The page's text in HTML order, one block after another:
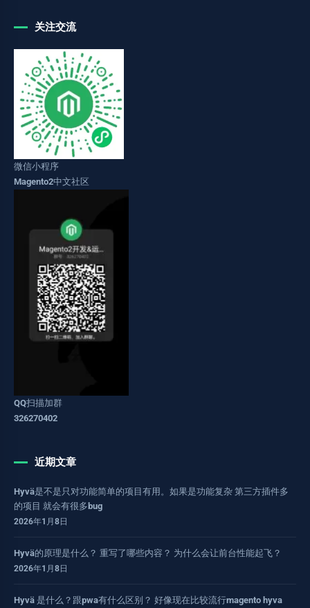
关注交流
微信小程序
Magento2中文社区
QQ扫描加群
326270402
近期文章
Hyvä是不是只对功能简单的项目有用。如果是功能复杂 第三方插件多
的项目 就会有很多bug
2026年1月8日
Hyvä的原理是什么？ 重写了哪些内容？ 为什么会让前台性能起飞？
2026年1月8日
Hyvä 是什么？跟pwa有什么区别？ 好像现在比较流行magento hyva